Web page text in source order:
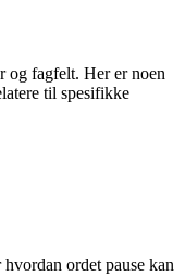
og fagfelt. Her er noen
til spesifikke
ordet pause kan